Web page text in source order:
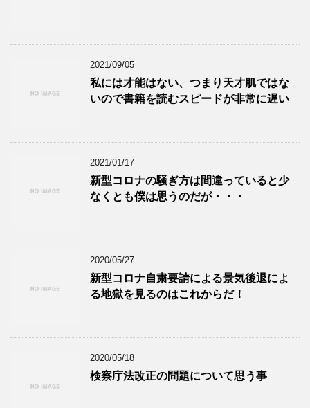
2021/09/05
私には才能はない、つまり天才肌ではな
いので書籍を読むスピードが非常に遅い
2021/01/17
新型コロナの騒ぎ方は間違っていると少
なくとも僕は思うのだが・・・
2020/05/27
新型コロナ自粛要請による景気後退によ
る地獄を見るのはこれからだ！
2020/05/18
検察庁法改正の問題について思う事